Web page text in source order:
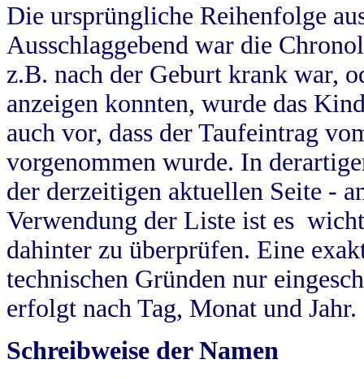
Die ursprüngliche Reihenfolge
Ausschlaggebend war die
z.B. nach der Geburt krank war,
anzeigen konnten, wurde das
auch vor, dass der Taufeintrag
vorgenommen wurde. In
der derzeitigen aktuellen Seite -
Verwendung der Liste ist es
dahinter zu überprüfen. Eine
technischen Gründen nur
erfolgt nach Tag, Monat und Jahr.
Schreibweise der Namen